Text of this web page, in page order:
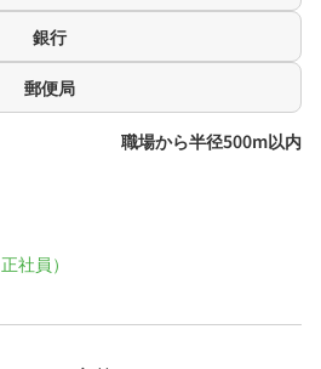
銀行
郵便局
職場から半径500m以内
社員）